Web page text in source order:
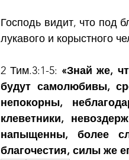
Господь видит, что под
лукавого и корыстного
2 Тим.3:1-5: «Знай же,
будут самолюбивы,
непокорны,
клеветники,
напыщенны, более
благочестия, силы же